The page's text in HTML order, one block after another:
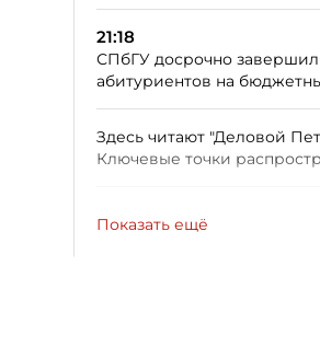
21:18
СПбГУ досрочно
абитуриентов на
Здесь читают "Деловой
Ключевые точки
Показать ещё